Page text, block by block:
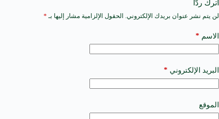
اترك ردّاً
لن يتم نشر عنوان بريدك الإلكتروني. الحقول الإلزامية مشار إليها بـ *
الاسم *
البريد الإلكتروني *
الموقع
A
t
e
a
t
i
e
: